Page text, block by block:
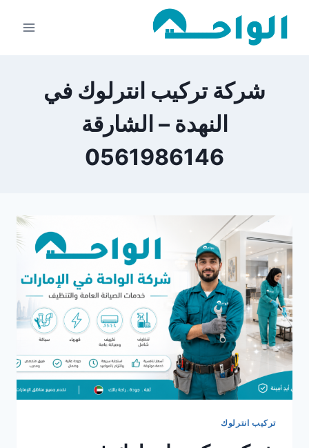
شركة تركيب انترلوك في
النهدة – الشارقة
0561986146
تركيب انترلوك